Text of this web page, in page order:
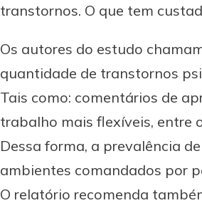
transtornos. O que tem
Os autores do estudo
quantidade de transtornos
Tais como: comentários de
trabalho mais flexíveis, entre
Dessa forma, a prevalência
ambientes comandados por
O relatório recomenda